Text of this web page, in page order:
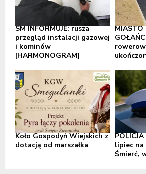
SM INFORMUJE: rusza
przegląd instalacji gazowej
i kominów
[HARMONOGRAM]
MIASTO
Koło Gospodyń Wiejskich z
dotacją od marszałka
lipiec na
Śmierć,